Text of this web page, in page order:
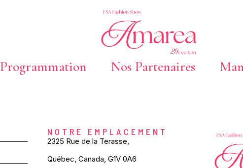
Programmation Nos Partenaires
NOTRE EMPLACEMENT
2325 Rue de la Terasse,
Québec, Canada, G1V 0A6